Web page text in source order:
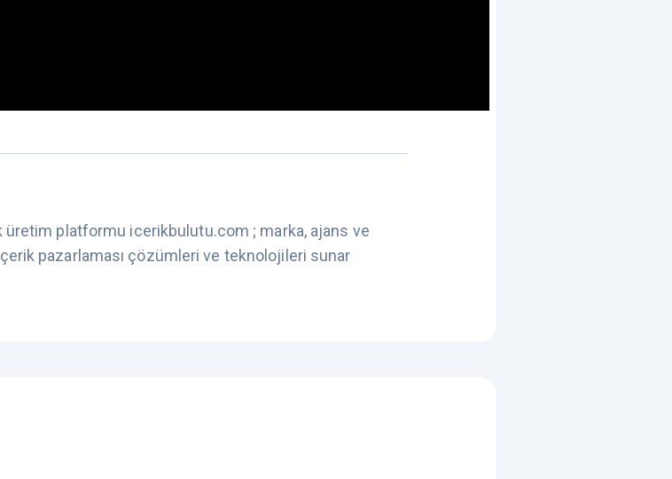
üretim platformu icerikbulutu.com ; marka, ajans ve
pazarlaması çözümleri ve teknolojileri sunar